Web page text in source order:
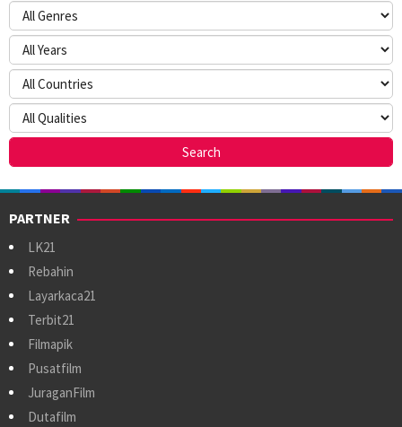
PARTNER
LK21
Rebahin
Layarkaca21
Terbit21
Filmapik
Pusatfilm
JuraganFilm
Dutafilm